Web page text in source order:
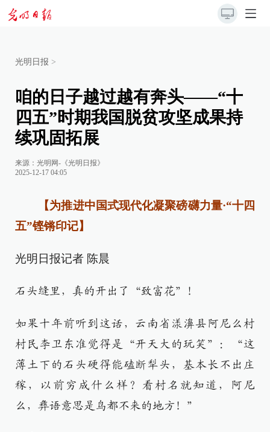
光明日报 >
咱的日子越过越有奔头——“十
四五”时期我国脱贫攻坚成果持
续巩固拓展
来源： 光明网-《光明日报》
2025-12-17 04:05
【为推进中国式现代化凝聚磅礴力量·“十四
五”铿锵印记】
光明日报记者 陈晨
石头缝里，真的开出了“致富花”！
如果十年前听到这话，云南省漾濞县阿尼么村
村民李卫东准觉得是“开天大的玩笑”：“这
薄土下的石头硬得能磕断犁头，基本长不出庄
稼，以前穷成什么样？看村名就知道，阿尼
么，彝语意思是鸟都不来的地方！”